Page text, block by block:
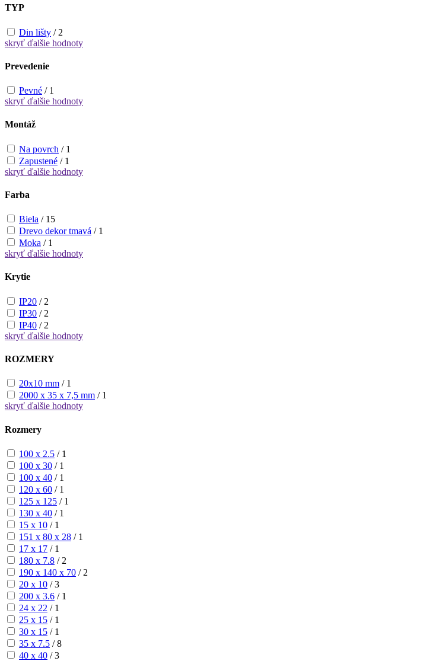
TYP
Din lišty / 2
skryť ďalšie hodnoty
Prevedenie
Pevné / 1
skryť ďalšie hodnoty
Montáž
Na povrch / 1
Zapustené / 1
skryť ďalšie hodnoty
Farba
Biela / 15
Drevo dekor tmavá / 1
Moka / 1
skryť ďalšie hodnoty
Krytie
IP20 / 2
IP30 / 2
IP40 / 2
skryť ďalšie hodnoty
ROZMERY
20x10 mm / 1
2000 x 35 x 7,5 mm / 1
skryť ďalšie hodnoty
Rozmery
100 x 2.5 / 1
100 x 30 / 1
100 x 40 / 1
120 x 60 / 1
125 x 125 / 1
130 x 40 / 1
15 x 10 / 1
151 x 80 x 28 / 1
17 x 17 / 1
180 x 7.8 / 2
190 x 140 x 70 / 2
20 x 10 / 3
200 x 3.6 / 1
24 x 22 / 1
25 x 15 / 1
30 x 15 / 1
35 x 7.5 / 8
40 x 40 / 3